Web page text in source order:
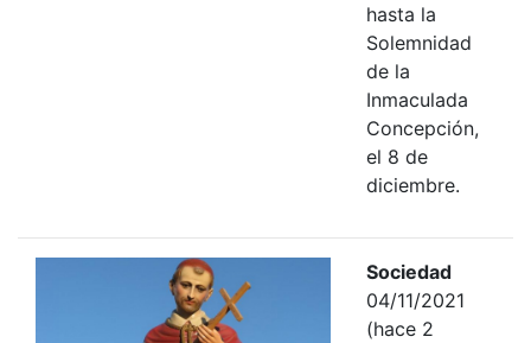
hasta la
Solemnidad
de la
Inmaculada
Concepción,
el 8 de
diciembre.
Sociedad
04/11/2021
(hace 2